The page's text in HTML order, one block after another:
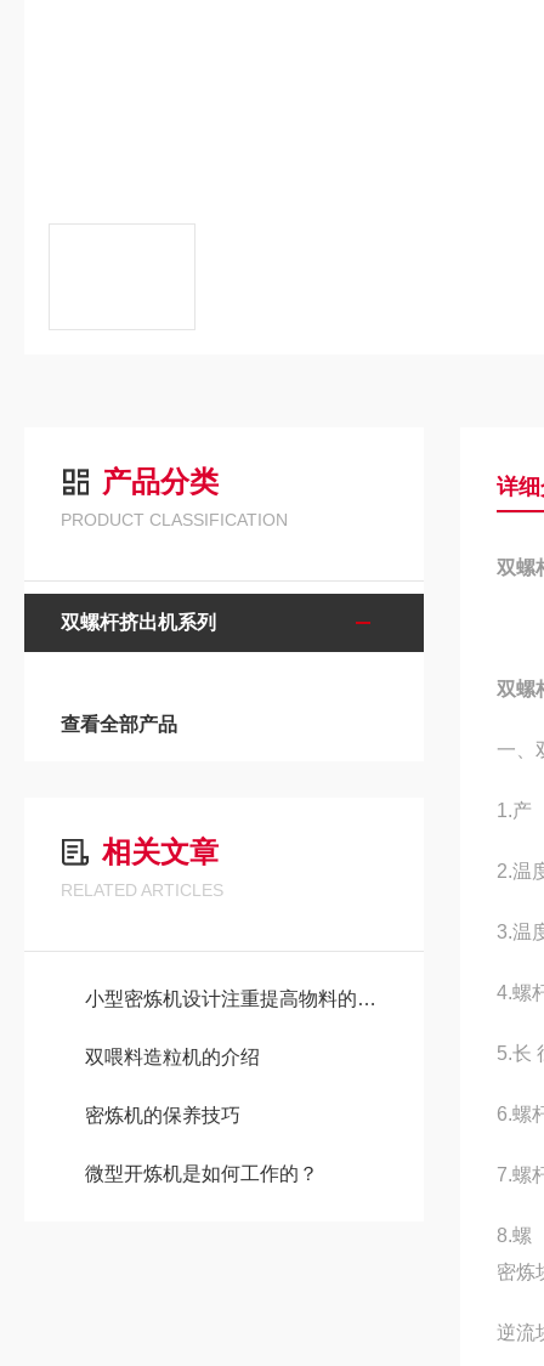
产品分类
PRODUCT CLASSIFICATION
双螺杆挤出机系列
查看全部产品
相关文章
RELATED ARTICLES
小型密炼机设计注重提高物料的混合效率
双喂料造粒机的介绍
密炼机的保养技巧
微型开炼机是如何工作的？
详
双螺
双螺
一、
1.产
2.温
3.温
4.螺
5.长
6.螺
7.螺
8.螺
密炼
逆流